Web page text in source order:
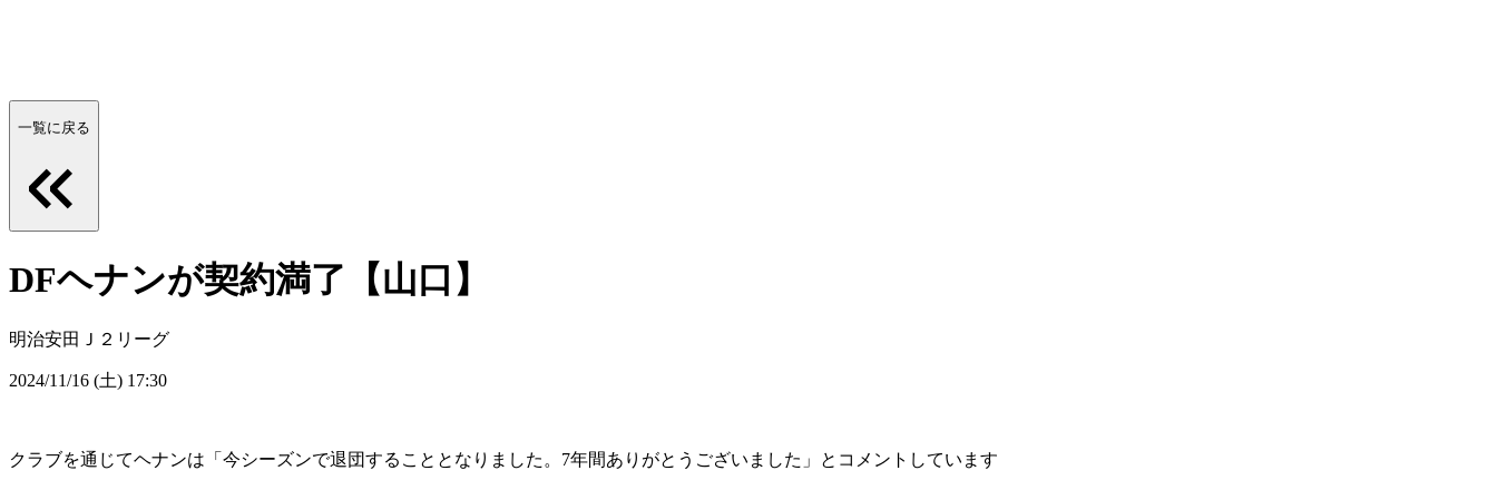
一覧に戻る
DFヘナンが契約満了【山口】
明治安田Ｊ２リーグ
2024/11/16 (土) 17:30
クラブを通じてヘナンは「今シーズンで退団することとなりました。7年間ありがとうございました」とコメントしています